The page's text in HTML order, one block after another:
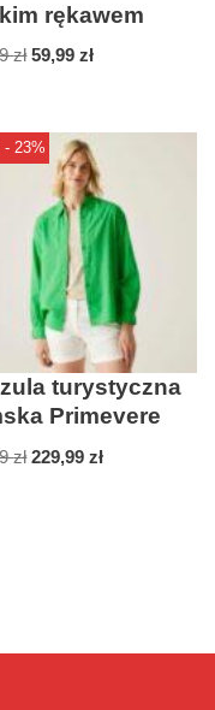
rękawem
zł 59,99zł
- 23%
turystyczna
Primevere
zł 229,99zł